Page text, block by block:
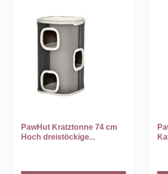
PawHut Kratztonne 74 cm
Hoch dreistöckige...